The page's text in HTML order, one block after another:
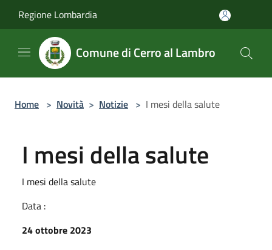
Regione Lombardia
Comune di Cerro al Lambro
Home > Novità > Notizie > I mesi della salute
I mesi della salute
I mesi della salute
Data :
24 ottobre 2023